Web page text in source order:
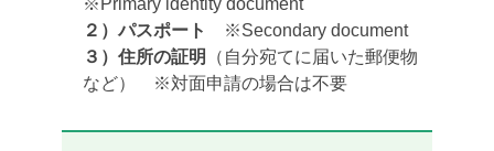
２）パスポート
※Secondary document
３）住所の証明
（自分宛てに届いた郵便物
など） ※対面申請の場合は不要